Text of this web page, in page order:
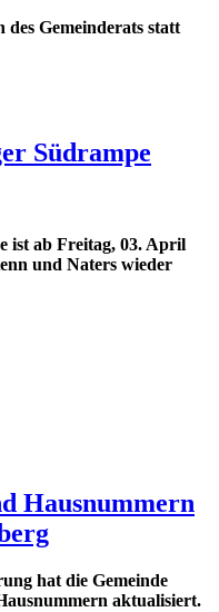
Gemeinderats statt
Südrampe
ist ab Freitag, 03. April
und Naters wieder
Hausnummern
hat die Gemeinde
aktualisiert.